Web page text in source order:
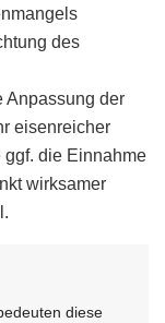
des
Anpassung der
eisenreicher
die Einnahme
wirksamer
diese